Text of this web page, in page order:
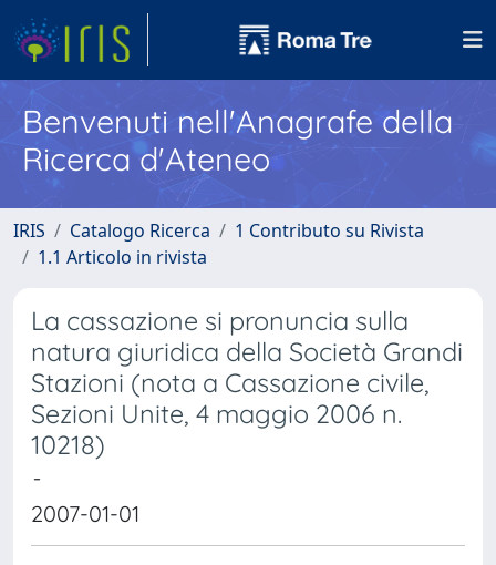
Benvenuti nell'Anagrafe della
Ricerca d'Ateneo
IRIS Catalogo Ricerca
1 Contributo su Rivista
1.1 Articolo in rivista
La cassazione si pronuncia sulla
natura giuridica della Società Grandi
Stazioni (nota a Cassazione civile,
Sezioni Unite, 4 maggio 2006 n.
10218)
-
2007-01-01